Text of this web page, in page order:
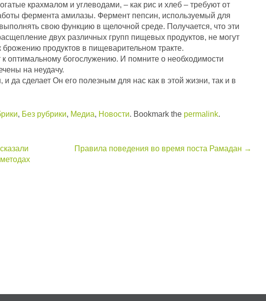
крахмалом и углеводами, – как рис и хлеб – требуют от
фермента амилазы. Фермент пепсин, используемый для
свою функцию в щелочной среде. Получается, что эти
двух различных групп пищевых продуктов, не могут
брожению продуктов в пищеварительном тракте.
оптимальному богослужению. И помните о необходимости
на неудачу.
да сделает Он его полезным для нас как в этой жизни, так и в
, Без рубрики, Медиа, Новости. Bookmark the permalink.
Правила поведения во время поста Рамадан →